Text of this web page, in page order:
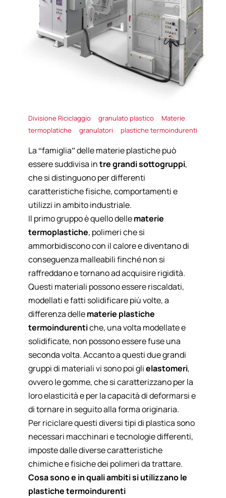
Divisione Riciclaggio granulato plastico
Materie
termoplatiche
granulatori plastiche termoindurenti
La “famiglia” delle materie plastiche può
essere suddivisa intre grandi sottogruppi,
che si distinguono per differenti
caratteristiche fisiche, comportamenti e
utilizzi in ambito industriale.
Il primo gruppo è quello dellematerie
termoplastiche, polimeri che si
ammorbidiscono con il calore e diventano di
conseguenza malleabili finché non si
raffreddano e tornano ad acquisire rigidità.
Questi materiali possono essere riscaldati,
modellati e fatti solidificare più volte, a
differenza dellematerie plastiche
termoindurentiche, una volta modellate e
solidificate, non possono essere fuse una
seconda volta. Accanto a questi due grandi
gruppi di materiali vi sono poi glielastomeri,
ovvero le gomme, che si caratterizzano per la
loro elasticità e per la capacità di deformarsi e
di tornare in seguito alla forma originaria.
Per riciclare questi diversi tipi di plastica sono
necessari macchinari e tecnologie differenti,
imposte dalle diverse caratteristiche
chimiche e fisiche dei polimeri da trattare.
Cosa sono e in quali ambiti si utilizzano le
plastiche termoindurenti